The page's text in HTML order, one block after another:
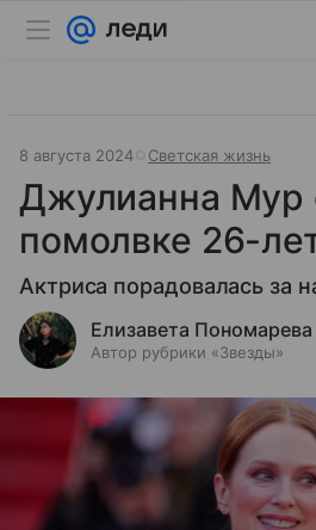
8 августа 2024 Светская жизнь
Джулианна Мур
помолвке 26-
Актриса порадовалась за
Елизавета Пономарева
Автор рубрики «Звезды»